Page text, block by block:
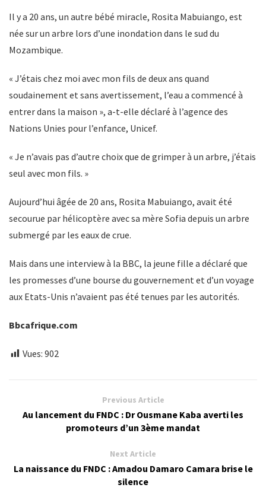
Il y a 20 ans, un autre bébé miracle, Rosita Mabuiango, est
née sur un arbre lors d’une inondation dans le sud du
Mozambique.
« J’étais chez moi avec mon fils de deux ans quand
soudainement et sans avertissement, l’eau a commencé à
entrer dans la maison », a-t-elle déclaré à l’agence des
Nations Unies pour l’enfance, Unicef.
« Je n’avais pas d’autre choix que de grimper à un arbre, j’étais
seul avec mon fils. »
Aujourd’hui âgée de 20 ans, Rosita Mabuiango, avait été
secourue par hélicoptère avec sa mère Sofia depuis un arbre
submergé par les eaux de crue.
Mais dans une interview à la BBC, la jeune fille a déclaré que
les promesses d’une bourse du gouvernement et d’un voyage
aux Etats-Unis n’avaient pas été tenues par les autorités.
Bbcafrique.com
Vues: 902
Previous Article
Au lancement du FNDC : Dr Ousmane Kaba averti les
promoteurs d’un 3ème mandat
Next Article
La naissance du FNDC : Amadou Damaro Camara brise le
silence